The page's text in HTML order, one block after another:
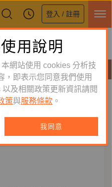
登入 / 註冊
線
新到舊 舊到新
用說明
網站使用 cookies 分析技
，即表示您同意我們使用
及相關政策更新資訊請閱
策與服務條款 。
我同意